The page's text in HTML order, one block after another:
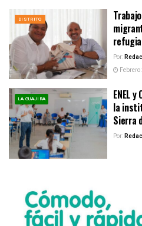
DISTRITO
Por:
Febrero
LA GUAJIRA
ENEL
la
Sierra
Por: